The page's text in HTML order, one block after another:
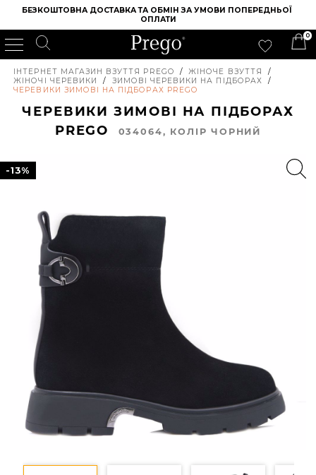
БЕЗКОШТОВНА ДОСТАВКА ТА ОБМІН ЗА УМОВИ ПОПЕРЕДНЬОЇ
ОПЛАТИ
0
ІНТЕРНЕТ МАГАЗИН ВЗУТТЯ PREGO / ЖІНОЧЕ ВЗУТТЯ
/
ЖІНОЧІ ЧЕРЕВИКИ
/ ЗИМОВІ ЧЕРЕВИКИ НА ПІДБОРАХ
/
ЧЕРЕВИКИ ЗИМОВІ НА ПІДБОРАХ PREGO
ЧЕРЕВИКИ ЗИМОВІ НА ПІДБОРАХ
PREGO
034064, КОЛIР ЧОРНИЙ
-13%